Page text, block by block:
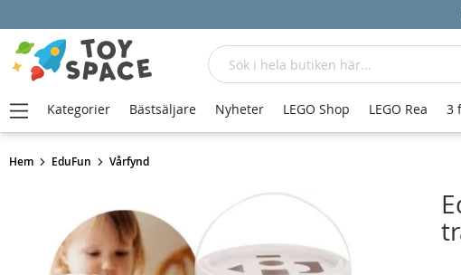
Hem EduFun Vårfynd
Sök
Kategorier Bästsäljare Nyheter LEGO Shop LEGO Rea 3